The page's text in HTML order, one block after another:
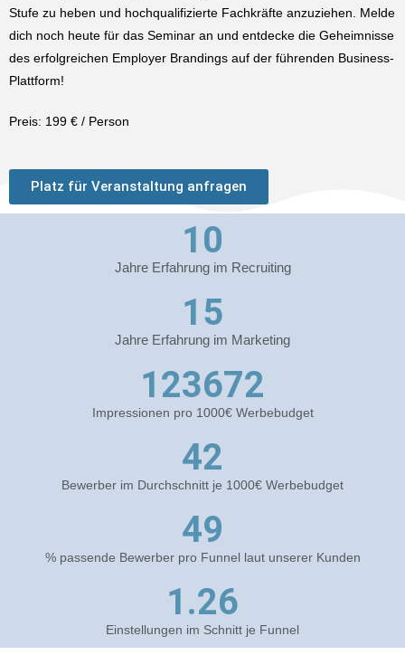
Stufe zu heben und hochqualifizierte Fachkräfte anzuziehen. Melde
dich noch heute für das Seminar an und entdecke die Geheimnisse
des erfolgreichen Employer Brandings auf der führenden Business-
Plattform!
Preis: 199 € / Person
Platz für Veranstaltung anfragen
Jahre Erfahrung im Recruiting
10
Jahre Erfahrung im Marketing
15
Impressionen pro 1000€ Werbebudget
123672
Bewerber im Durchschnitt je 1000€ Werbebudget
42
% passende Bewerber pro Funnel laut unserer Kunden
49
Einstellungen im Schnitt je Funnel
1.26